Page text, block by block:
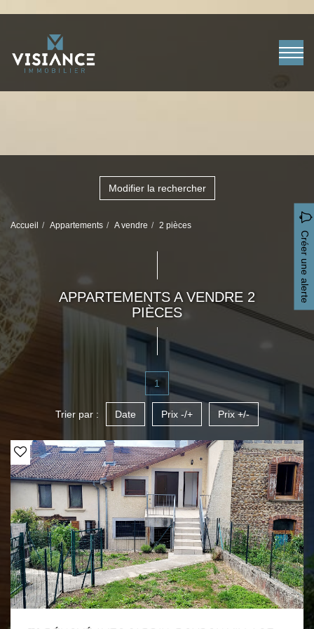
Modifier la rechercher
Accueil Appartements A vendre 2 pièces
APPARTEMENTS A VENDRE 2
PIÈCES
Créer une alerte
1
Trier par : Date Prix -/+ Prix +/-